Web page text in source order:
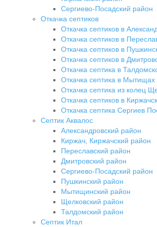
Сергиево-Посадский район
Откачка септиков
Откачка септиков в
Откачка септиков в
Откачка септиков в
Откачка септиков в
Откачка септика в
Откачка септика в Мытищах
Откачка септика из колец
Откачка септиков в
Откачка септика Сергиев
Септик Аквалос
Александровский район
Киржач, Киржачский район
Переславский район
Дмитровский район
Сергиево-Посадский район
Пушкинский район
Мытищинский район
Щелковский район
Талдомский район
Септик Итал